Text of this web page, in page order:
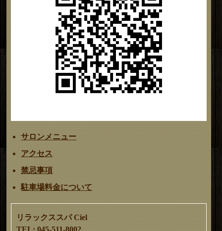
サロンメニュー
アクセス
禁忌事項
駐車場料金について
リラックススパ Ciel